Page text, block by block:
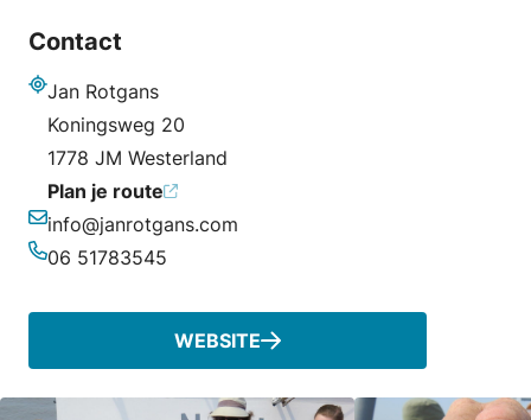
Contact
Jan Rotgans
Koningsweg 20
1778 JM Westerland
Plan je route
E-mailadres
info@janrotgans.com
06 51783545
WEBSITE